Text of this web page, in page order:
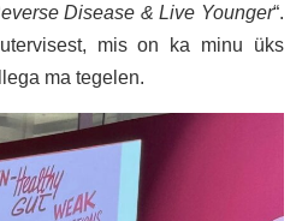
Disease & Live Younger“.
mis on ka minu üks
ma tegelen.